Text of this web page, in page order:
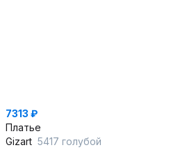
7313 ₽
Платье
Gizart 5417 голубой